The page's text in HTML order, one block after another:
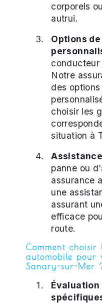
corporels
autrui.
Options
conducteur
Notre
des
choisir les
situation à
panne ou
assurance
une
assurant
efficace
route.
Comment choisir
automobile pour
Sanary-sur-Mer
Évaluation